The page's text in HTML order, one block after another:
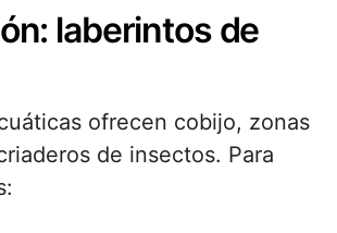
laberintos de
ofrecen cobijo, zonas
de insectos. Para